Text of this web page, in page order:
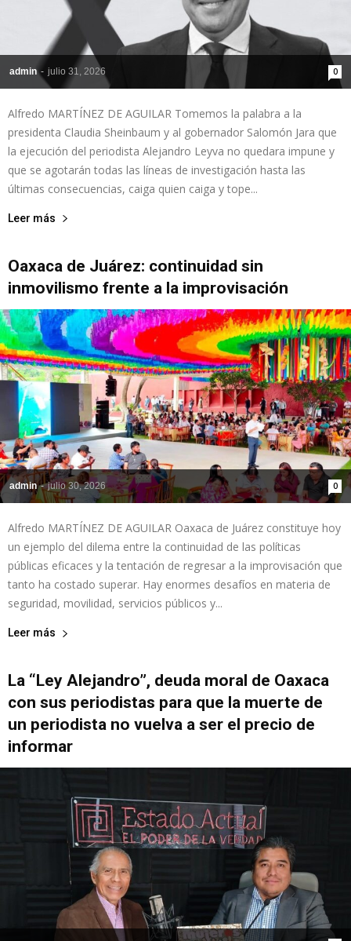
admin - julio 31, 2026 0
Alfredo MARTÍNEZ DE AGUILAR Tomemos la palabra a la
presidenta Claudia Sheinbaum y al gobernador Salomón Jara que
la ejecución del periodista Alejandro Leyva no quedara impune y
que se agotarán todas las líneas de investigación hasta las
últimas consecuencias, caiga quien caiga y tope...
Leer más
Oaxaca de Juárez: continuidad sin
inmovilismo frente a la improvisación
admin - julio 30, 2026 0
Alfredo MARTÍNEZ DE AGUILAR Oaxaca de Juárez constituye hoy
un ejemplo del dilema entre la continuidad de las políticas
públicas eficaces y la tentación de regresar a la improvisación que
tanto ha costado superar. Hay enormes desafíos en materia de
seguridad, movilidad, servicios públicos y...
Leer más
La “Ley Alejandro”, deuda moral de Oaxaca
con sus periodistas para que la muerte de
un periodista no vuelva a ser el precio de
informar